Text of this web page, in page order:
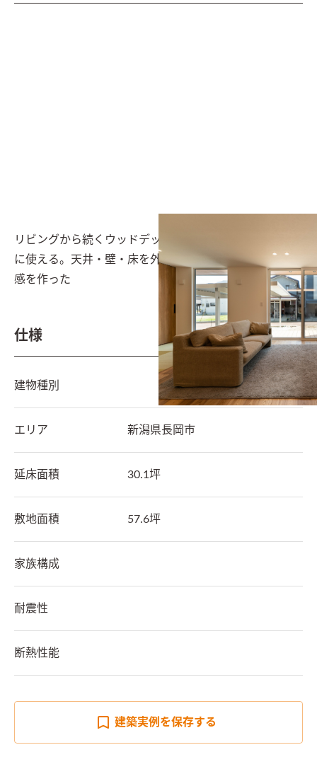
リビングから続くウッドデッキは、家の内と外を一体的
に使える。天井・壁・床を外に向かって連続させて抜け
感を作った
仕様
建物種別
エリア 新潟県長岡市
延床面積 30.1坪
敷地面積 57.6坪
家族構成
耐震性
断熱性能
建築実例を保存する